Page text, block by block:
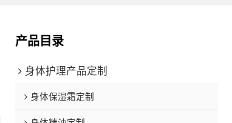
产品目录
身体护理产品定制
身体保湿霜定制